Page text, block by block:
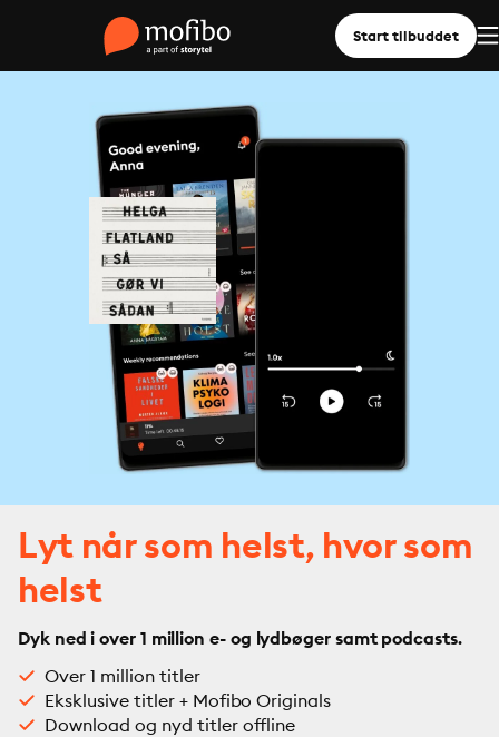
Start tilbuddet
Lyt når som helst, hvor som
helst
Dyk ned i over 1 million e- og lydbøger samt podcasts.
Over 1 million titler
Eksklusive titler + Mofibo Originals
Download og nyd titler offline